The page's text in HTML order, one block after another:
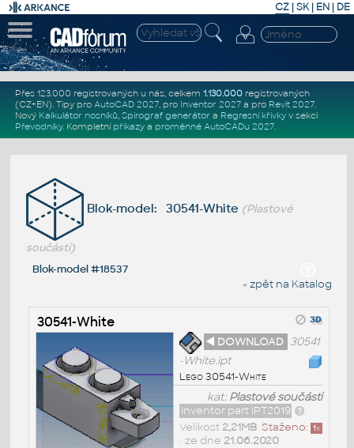
CZ | SK| EN | DE
Přes 123.000 registrovaných u nás, celkem 1.130.000registrovaných
(CZ+EN). Tipy pro AutoCAD 2027, pro Inventor 2027a pro Revit 2027.
Nový Kalkulátor nosníků, Spirograf generátor a Regresní křivkyv sekci
Převodníky. Kompletní příkazya proměnné AutoCADu 2027.
Blok-model: 30541-White (Plastové
součásti)
Blok-model #18537
« zpět na Katalog
30541-White
◄ DOWNLOAD 30541
-White.ipt
Lego 30541-White
kat:Plastové součásti
Inventor part IPT2019
Staženo: 1x
Velikost 2,21MB
• ze dne 21.06.2020